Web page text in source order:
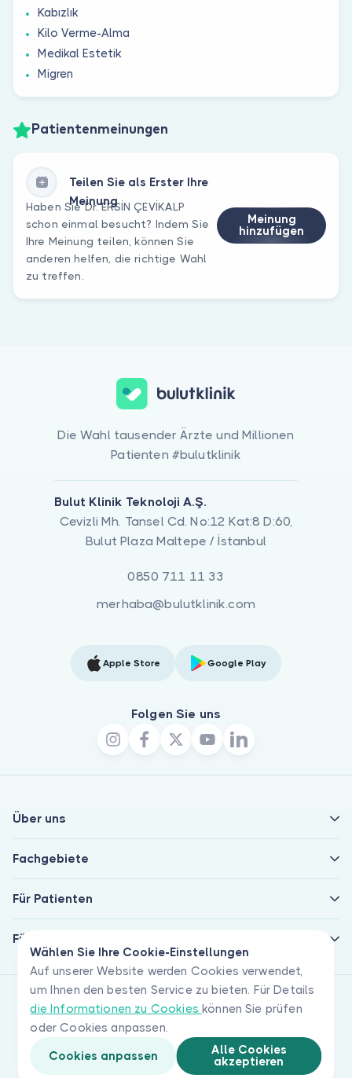
Kabızlık
Ki̇lo Verme-Alma
Medikal Estetik
Migren
Patientenmeinungen
Teilen Sie als Erster Ihre
Meinung
Haben Sie Dr. ERSİN ÇEVİKALP
schon einmal besucht? Indem Sie
Ihre Meinung teilen, können Sie
anderen helfen, die richtige Wahl
zu treffen.
Meinung
hinzufügen
Wählen Sie Ihre Cookie-Einstellungen
Auf unserer Website werden Cookies verwendet,
um Ihnen den besten Service zu bieten. Für Details
die Informationen zu Cookieskönnen Sie prüfen
oder Cookies anpassen.
Cookies anpassen
Alle Cookies
akzeptieren
Die Wahl tausender Ärzte und Millionen
Patienten #bulutklinik
Bulut Klinik Teknoloji A.Ş.
Cevizli Mh. Tansel Cd. No:12 Kat:8 D:60,
Bulut Plaza Maltepe / İstanbul
0850 711 11 33
merhaba@bulutklinik.com
Apple Store Google Play
Folgen Sie uns
Über uns
Fachgebiete
Für Patienten
Für Ärzte